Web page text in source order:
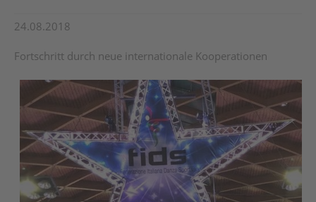
24.08.2018
Fortschritt durch neue internationale Kooperationen